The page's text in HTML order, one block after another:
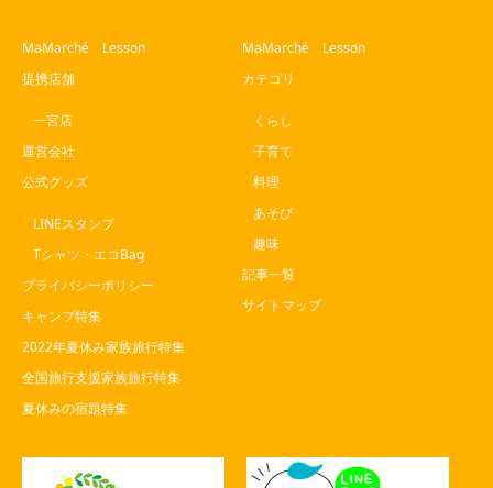
MaMarché Lesson
提携店舗
一宮店
運営会社
公式グッズ
LINEスタンプ
Tシャツ・エコBag
プライバシーポリシー
キャンプ特集
2022年夏休み家族旅行特集
全国旅行支援家族旅行特集
夏休みの宿題特集
MaMarché Lesson
カテゴリ
くらし
子育て
料理
あそび
趣味
記事一覧
サイトマップ